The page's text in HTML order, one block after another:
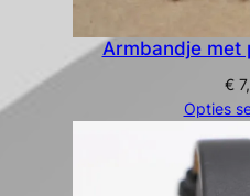
Armbandje met
€
Opties